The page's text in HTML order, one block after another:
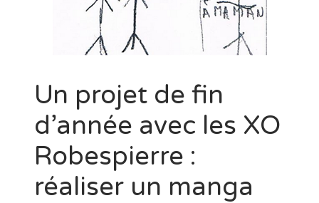
Un projet de fin
d’année avec les XO
Robespierre :
réaliser un manga